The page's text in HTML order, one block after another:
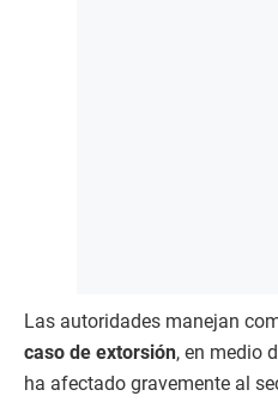
Las autoridades manejan
caso de extorsión, en medio
ha afectado gravemente al